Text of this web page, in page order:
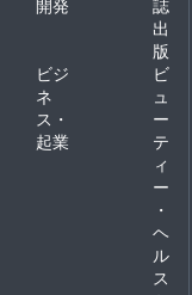
開発
誌
出
版
ビジ
ネ
ス・
起業
ビ
ュ
ー
テ
ィ
ー
・
ヘ
ル
ス